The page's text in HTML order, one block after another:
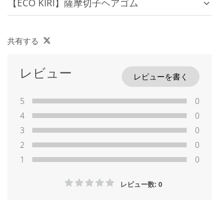
【ECO KIRI】薩摩切子ヘアゴム
共有する
レビュー レビューを書く
5
0
4
0
3
0
2
0
1
0
レビュー数: 0